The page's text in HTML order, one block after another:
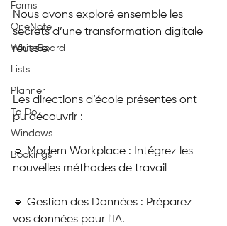
Forms
OneNote
WhiteBoard
Lists
Planner
To Do
Windows
Bookings
Nous avons exploré ensemble les
secrets d’une transformation digitale
réussie.
Les directions d’école présentes ont
pu découvrir :
🔹 Modern Workplace : Intégrez les
nouvelles méthodes de travail
🔹 Gestion des Données : Préparez
vos données pour l'IA.